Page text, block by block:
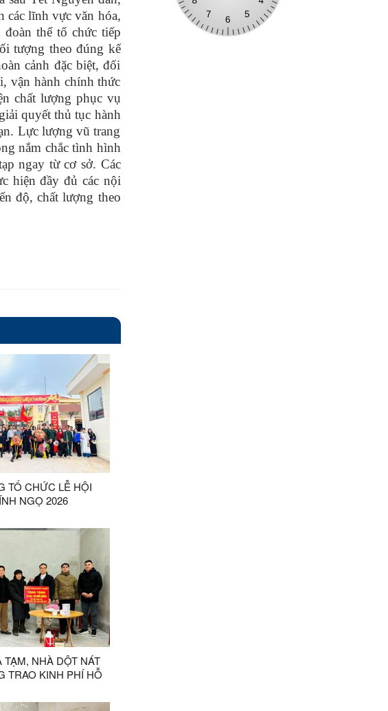
các lĩnh vực văn hóa,
thể tổ chức tiếp
tượng theo đúng kế
cảnh đặc biệt, đối
vận hành chính thức
chất lượng phục vụ
quyết thủ tục hành
Lực lượng vũ trang
nắm chắc tình hình
ngay từ cơ sở. Các
hiện đầy đủ các nội
độ, chất lượng theo
TỔ CHỨC LỄ HỘI
NGỌ 2026
NHÀ DỘT NÁT
TRAO KINH PHÍ HỖ